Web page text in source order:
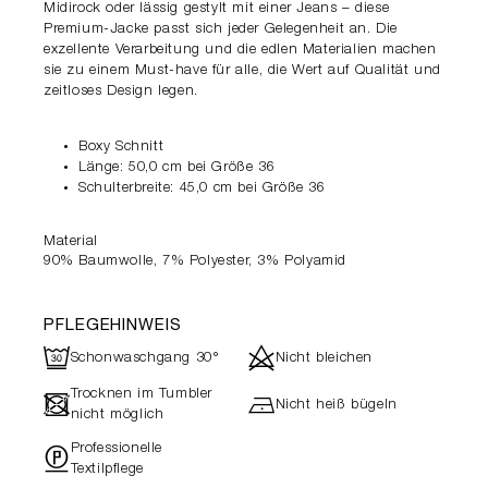
Midirock oder lässig gestylt mit einer Jeans – diese
Premium-Jacke passt sich jeder Gelegenheit an. Die
exzellente Verarbeitung und die edlen Materialien machen
sie zu einem Must-have für alle, die Wert auf Qualität und
zeitloses Design legen.
Boxy Schnitt
Länge: 50,0 cm bei Größe 36
Schulterbreite: 45,0 cm bei Größe 36
Material
90% Baumwolle, 7% Polyester, 3% Polyamid
PFLEGEHINWEIS
RSchonwaschgang 30° dNicht bleichen
- Trocknen im Tumbler
nicht möglich
hNicht heiß bügeln
"Professionelle
Textilpflege